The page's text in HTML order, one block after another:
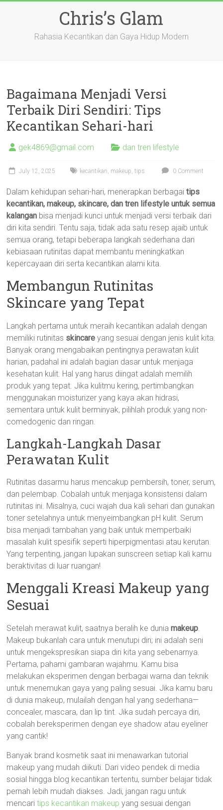
Chris’s Glam
Rahasia Kecantikan dan Gaya Hidup Modern
Bagaimana Menjadi Versi
Terbaik Diri Sendiri: Tips
Kecantikan Sehari-hari
gek4869@gmail.com dan tren lifestyle
July 12, 2025 kecantikan, makeup,tips 0 Comment
Dalam kehidupan sehari-hari, menerapkan berbagaitips
kecantikan, makeup, skincare, dan tren lifestyle untuk semua
kalangan bisa menjadi kunci untuk menjadi versi terbaik dari
diri kita sendiri. Tentu saja, tidak ada satu resep ajaib untuk
semua orang, tetapi beberapa langkah sederhana dan
kebiasaan rutinitas dapat membantu meningkatkan
kepercayaan diri serta kecantikan alami kita.
Membangun Rutinitas
Skincare yang Tepat
Langkah pertama untuk meraih kecantikan adalah dengan
memiliki rutinitas skincare yang sesuai dengan jenis kulit kita.
Banyak orang mengabaikan pentingnya perawatan kulit
harian, padahal ini adalah bagian dasar untuk menjaga
kesehatan kulit. Hal yang harus diingat adalah memilih
produk yang tepat. Jika kulitmu kering, pertimbangkan
menggunakan moisturizer yang kaya akan hidrasi,
sementara untuk kulit berminyak, pilihlah produk yang non-
comedogenic dan ringan.
Langkah-Langkah Dasar
Perawatan Kulit
Rutinitas dasarmu harus mencakup pembersih, toner, serum,
dan pelembap. Cobalah untuk menjaga konsistensi dalam
rutinitas ini. Misalnya, cuci wajah dua kali sehari dan gunakan
toner setelahnya untuk menyeimbangkan pH kulit. Serum
bisa menjadi tambahan yang baik untuk memperbaiki
masalah kulit spesifik seperti hiperpigmentasi atau kerutan.
Yang terpenting, jangan lupakan sunscreen setiap kali kamu
beraktivitas di luar ruangan!
Menggali Kreasi Makeup yang
Sesuai
Setelah merawat kulit, saatnya beralih ke duniamakeup.
Makeup bukanlah cara untuk menutupi diri; ini adalah seni
untuk mengekspresikan siapa diri kita yang sebenarnya.
Pertama, pahami gambaran wajahmu. Kamu bisa
melakukan eksperimen dengan berbagai warna dan teknik
untuk menemukan gaya yang paling sesuai. Jika kamu baru
di dunia makeup, mulailah dengan hal yang sederhana—
concealer, mascara, dan lip tint. Jika sudah percaya diri,
cobalah bereksperimen dengan eye shadow atau eyeliner
yang cantik!
Banyak brand kosmetik saat ini menawarkan tutorial
makeup yang mudah diikuti. Dari video pendek di media
sosial hingga blog kecantikan tertentu, sumber belajar tidak
pernah lebih mudah diakses. Jadi, jangan ragu untuk
mencaritips kecantikan makeup yang sesuai dengan